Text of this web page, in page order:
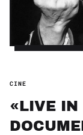
CINE
«LIVE IN